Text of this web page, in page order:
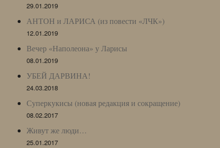
29.01.2019
АНТОН и ЛАРИСА (из повести «ЛЧК»)
12.01.2019
Вечер «Наполеона» у Ларисы
08.01.2019
УБЕЙ ДАРВИНА!
24.03.2018
Суперкукисы (новая редакция и сокращение)
08.02.2017
Живут же люди…
25.01.2017